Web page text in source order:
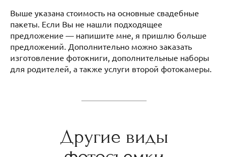
Выше указана стоимость на основные свадебные
пакеты. Если Вы не нашли подходящее
предложение — напишите мне, я пришлю больше
предложений. Дополнительно можно заказать
изготовление фотокниги, дополнительные наборы
для родителей, а также услуги второй фотокамеры.
Другие виды